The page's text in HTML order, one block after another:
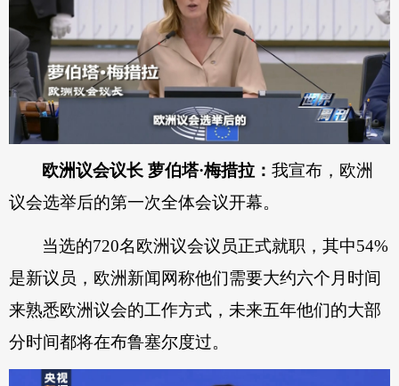
人民文创 人民学习 人民文娱
欧洲议会议长 萝伯塔·梅措拉：我宣布，欧洲
议会选举后的第一次全体会议开幕。
当选的720名欧洲议会议员正式就职，其中54%
是新议员，欧洲新闻网称他们需要大约六个月时间
来熟悉欧洲议会的工作方式，未来五年他们的大部
分时间都将在布鲁塞尔度过。